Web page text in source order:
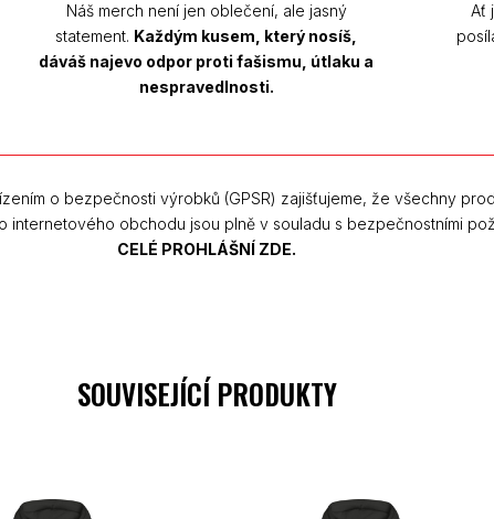
Náš merch není jen oblečení, ale jasný
statement. Každým kusem, který nosíš,
dáváš najevo odpor proti fašismu, útlaku a
nespravedlnosti.
Ať
o bezpečnosti výrobků (GPSR) zajišťujeme, že všechny
internetového obchodu jsou plně v souladu s bezpečnostními
CELÉ PROHLÁŠNÍ ZDE.
SOUVISEJÍCÍ PRODUKTY